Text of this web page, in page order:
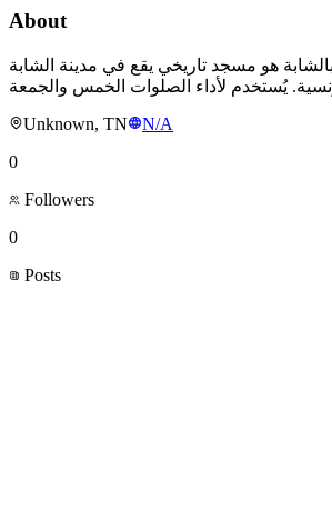
About
بالشابة هو مسجد تاريخي يقع في مدينة الشابة
Unknown, TN
N/A
0
Followers
0
Posts